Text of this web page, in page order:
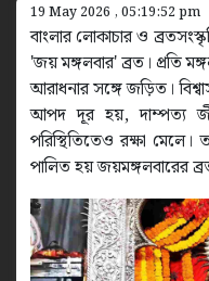
19 May 2026 , 05:19:52 pm
বাংলার লোকাচার ও
'জয় মঙ্গলবার' ব্রত। প্রতি
আরাধনার সঙ্গে জড়িত।
আপদ দূর হয়, দাম্পত্য
পরিস্থিতিতেও রক্ষা
পালিত হয় জয়মঙ্গলবারের